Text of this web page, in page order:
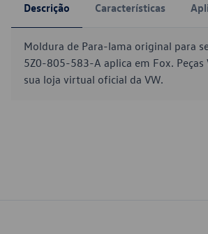
Descrição Características
Moldura de Para-lama original para
5Z0-805-583-A aplica em Fox. Peças
sua loja virtual oficial da VW.